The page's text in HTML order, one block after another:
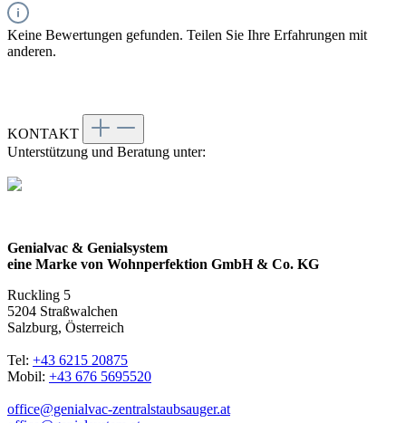
Keine Bewertungen gefunden. Teilen Sie Ihre Erfahrungen mit
anderen.
KONTAKT
Unterstützung und Beratung unter:
Genialvac & Genialsystem
eine Marke von Wohnperfektion GmbH & Co. KG
Ruckling 5
5204 Straßwalchen
Salzburg, Österreich
Tel: +43 6215 20875
Mobil: +43 676 5695520
office@genialvac-zentralstaubsauger.at